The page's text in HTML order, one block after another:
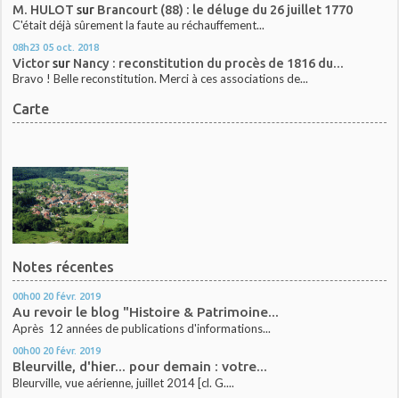
M. HULOT sur Brancourt (88) : le déluge du 26 juillet 1770
C'était déjà sûrement la faute au réchauffement...
08h23 05 oct. 2018
Victorsur Nancy : reconstitution du procès de 1816 du...
Bravo ! Belle reconstitution. Merci à ces associations de...
Carte
Notes récentes
00h00 20 févr. 2019
Au revoir le blog "Histoire & Patrimoine...
Après 12 années de publications d'informations...
00h00 20 févr. 2019
Bleurville, d'hier... pour demain : votre...
Bleurville, vue aérienne, juillet 2014 [cl. G....